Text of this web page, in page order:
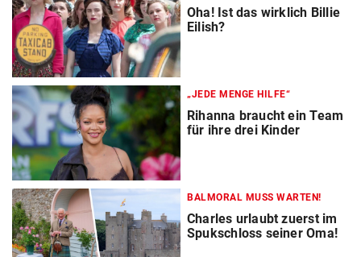
Oha! Ist das wirklich Billie
Eilish?
„JEDE MENGE HILFE“
Rihanna braucht ein Team
für ihre drei Kinder
BALMORAL MUSS WARTEN!
Charles urlaubt zuerst im
Spukschloss seiner Oma!